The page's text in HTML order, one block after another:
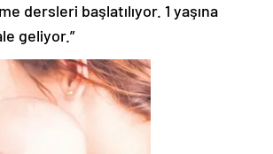
dersleri başlatılıyor. 1 yaşına
geliyor.”